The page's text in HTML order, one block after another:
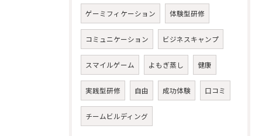
ゲーミフィケーション 体験型研修
コミュニケーション ビジネスキャンプ
スマイルゲーム よもぎ蒸し 健康
実践型研修 自由 成功体験 口コミ
チームビルディング